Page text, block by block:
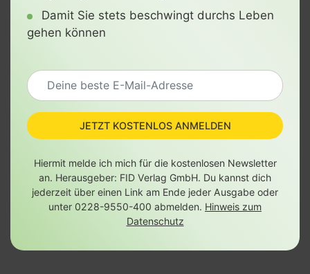
Damit Sie stets beschwingt durchs Leben
gehen können
JETZT KOSTENLOS ANMELDEN
Hiermit melde ich mich für die kostenlosen Newsletter
an. Herausgeber: FID Verlag GmbH. Du kannst dich
jederzeit über einen Link am Ende jeder Ausgabe oder
unter 0228-9550-400 abmelden. Hinweis zum
Datenschutz